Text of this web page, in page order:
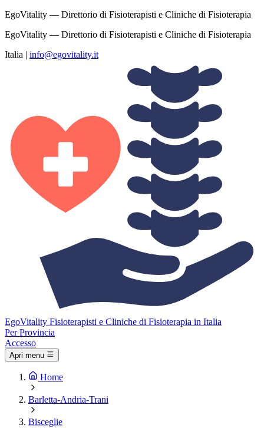
EgoVitality — Direttorio di Fisioterapisti e Cliniche di Fisioterapia
EgoVitality — Direttorio di Fisioterapisti e Cliniche di Fisioterapia
Italia | info@egovitality.it
EgoVitality Fisioterapisti e Cliniche di Fisioterapia in Italia
Per Provincia
Accesso
Apri menu
Home
Barletta-Andria-Trani
Bisceglie